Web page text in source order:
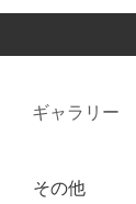
ギャラリー
その他